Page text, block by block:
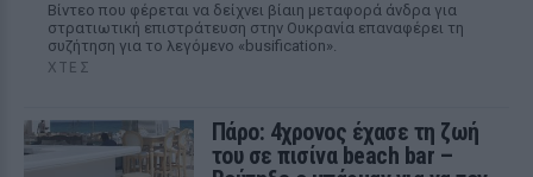
Βίντεο που φέρεται να δείχνει βίαιη μεταφορά άνδρα για
στρατιωτική επιστράτευση στην Ουκρανία επαναφέρει τη
συζήτηση για το λεγόμενο «busification».
ΧΤΕΣ
Πάρο: 4χρονος έχασε τη ζωή
του σε πισίνα beach bar –